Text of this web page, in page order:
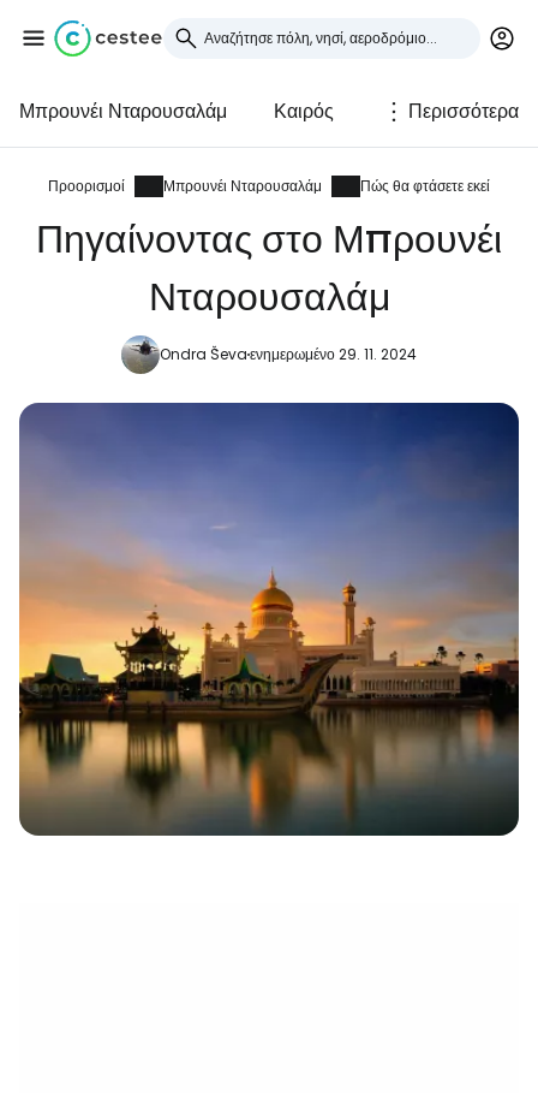
Μπρουνέι Νταρουσαλάμ Καιρός Περισσότερα
Προορισμοί Μπρουνέι Νταρουσαλάμ Πώς θα φτάσετε εκεί
Πηγαίνοντας στο Μπρουνέι
Νταρουσαλάμ
Ondra Ševaενημερωμένο 29. 11. 2024
Συνδεθείτε στο Cestee
... η παγκόσμια ταξιδιωτική κοινότητα
Συνεχίστε με την Google
Συνεχίστε με το Facebook